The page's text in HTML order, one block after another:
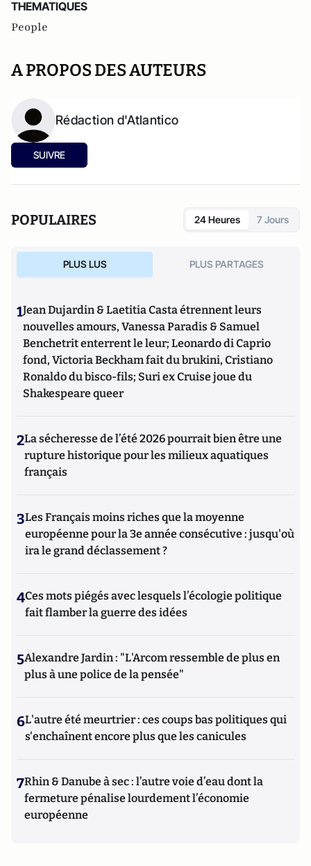
THEMATIQUES
People
A PROPOS DES AUTEURS
Rédaction d'Atlantico
SUIVRE
POPULAIRES 24 Heures 7 Jours
PLUS LUS PLUS PARTAGES
1Jean Dujardin & Laetitia Casta étrennent leurs
nouvelles amours, Vanessa Paradis & Samuel
Benchetrit enterrent le leur; Leonardo di Caprio
fond, Victoria Beckham fait du brukini, Cristiano
Ronaldo du bisco-fils; Suri ex Cruise joue du
Shakespeare queer
2La sécheresse de l’été 2026 pourrait bien être une
rupture historique pour les milieux aquatiques
français
3Les Français moins riches que la moyenne
européenne pour la 3e année consécutive : jusqu'où
ira le grand déclassement ?
4Ces mots piégés avec lesquels l’écologie politique
fait flamber la guerre des idées
5Alexandre Jardin : "L'Arcom ressemble de plus en
plus à une police de la pensée"
6L'autre été meurtrier : ces coups bas politiques qui
s'enchaînent encore plus que les canicules
7Rhin & Danube à sec : l’autre voie d’eau dont la
fermeture pénalise lourdement l’économie
européenne